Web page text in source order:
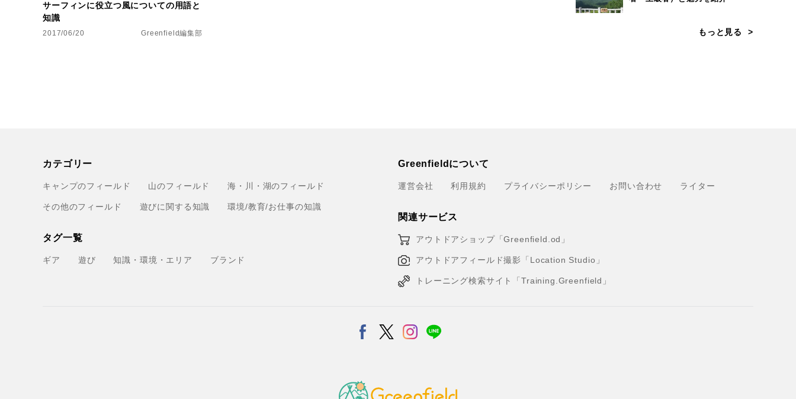
サーフィンに役立つ風についての用語と
知識
2017/06/20 Greenfield編集部 もっと見る
カテゴリー
キャンプのフィールド 山のフィールド 海・川・湖のフィールド
その他のフィールド 遊びに関する知識 環境/教育/お仕事の知識
タグ一覧
ギア 遊び 知識・環境・エリア ブランド
Greenfieldについて
運営会社 利用規約 プライバシーポリシー お問い合わせ ライター
関連サービス
アウトドアショップ「Greenfield.od」
アウトドアフィールド撮影「Location Studio」
トレーニング検索サイト「Training.Greenfield」